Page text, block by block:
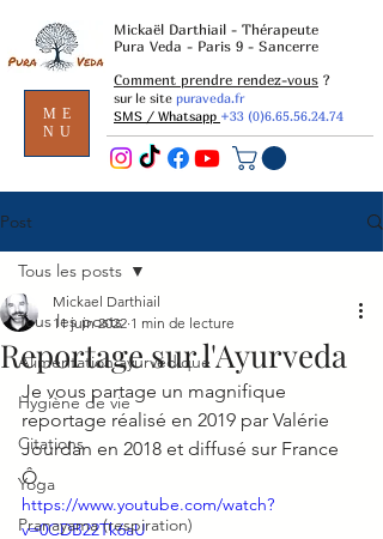
ME
NU
Mickaël Darthiail - Thérapeute
Pura Veda - Paris 9 - Sancerre
Comment prendre rendez-vous ?
sur le site puraveda.fr
SMS / Whatsapp +33 (0)6.65.56.24.74
Post
Tous les posts
Alimentation ayurvédique
Hygiène de vie
Citations
Yoga
Pranayama (respiration)
Tous les posts
Reportage sur l'Ayurveda
Mickael Darthiail
11 juin 2022 1 min de lecture
Je vous partage un magnifique
reportage réalisé en 2019 par Valérie
Jourdan en 2018 et diffusé sur France
Ô.
https://www.youtube.com/watch?
v=0CDB22Tk6aU